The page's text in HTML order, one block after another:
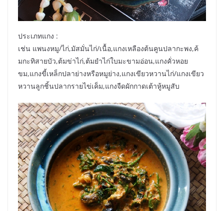
ประเภทแกง :
เช่น แพนงหมู/ไก่,มัสมั่นไก่/เนื้อ,แกงเหลืองต้นคูนปลากะพง,ค้
มกะทิสายบัว,ต้มข่าไก่,ต้มยำไก่ใบมะขามอ่อน,แกงคั่วหอย
ขม,แกงขี้เหล็กปลาย่างหรือหมูย่าง,แกงเขียวหวานไก่/แกงเขียว
หวานลูกชิ้นปลากรายไข่เค็ม,แกงจืดผักกาดเต้าหู้หมูสับ